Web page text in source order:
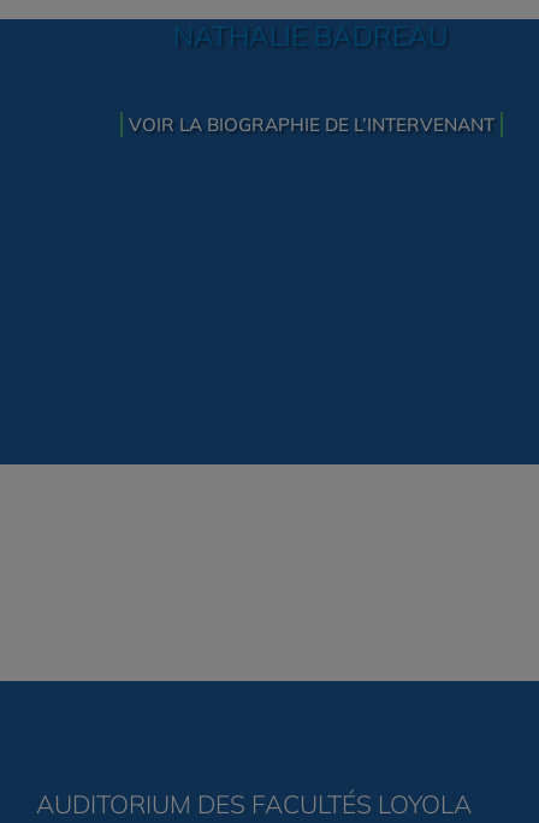
NATHALIE BADREAU
VOIR LA BIOGRAPHIE DE L’INTERVENANT
AUDITORIUM DES FACULTÉS LOYOLA